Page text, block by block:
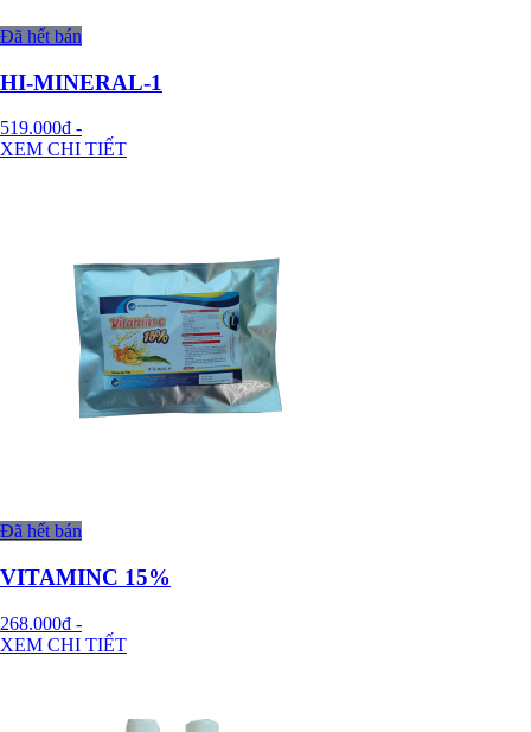
Đã hết bán
HI-MINERAL-1
519.000đ -
XEM CHI TIẾT
Đã hết bán
VITAMINC 15%
268.000đ -
XEM CHI TIẾT